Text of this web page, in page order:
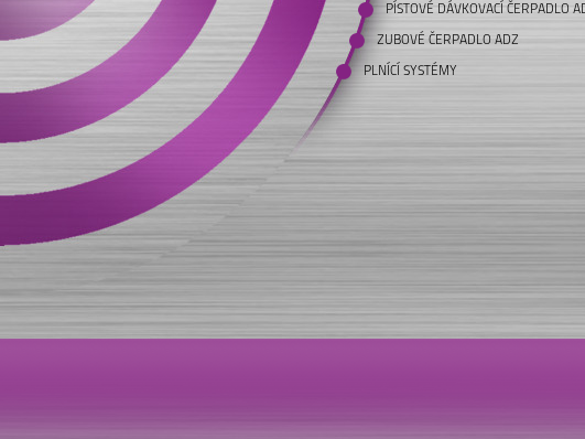
PÍSTOVÉ DÁVKOVACÍ ČERPADLO
ZUBOVÉ ČERPADLO ADZ
PLNÍCÍ SYSTÉMY